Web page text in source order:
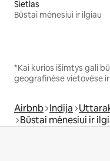
Sietlas
Būstai mėnesiui ir ilgiau
*Kai kurios išimtys gali
geografinėse vietovėse
Airbnb Indija
Būstai mėnesiui ir